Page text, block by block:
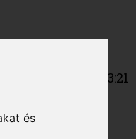
és
2026-08-09 14:53:21